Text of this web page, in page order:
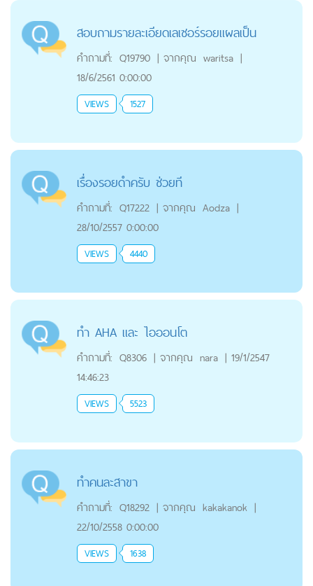
สอบถามรายละเอียดเลเซอร์รอยแผลเป็น
คำถามที่: Q19790 | จากคุณ waritsa |
18/6/2561 0:00:00
VIEWS 1527
เรื่องรอยดำครับ ช่วยที
คำถามที่: Q17222 | จากคุณ Aodza |
28/10/2557 0:00:00
VIEWS 4440
ทำ AHA และ ไอออนโต
คำถามที่: Q8306 | จากคุณ nara | 19/1/2547
14:46:23
VIEWS 5523
ทำคนละสาขา
คำถามที่: Q18292 | จากคุณ kakakanok |
22/10/2558 0:00:00
VIEWS 1638